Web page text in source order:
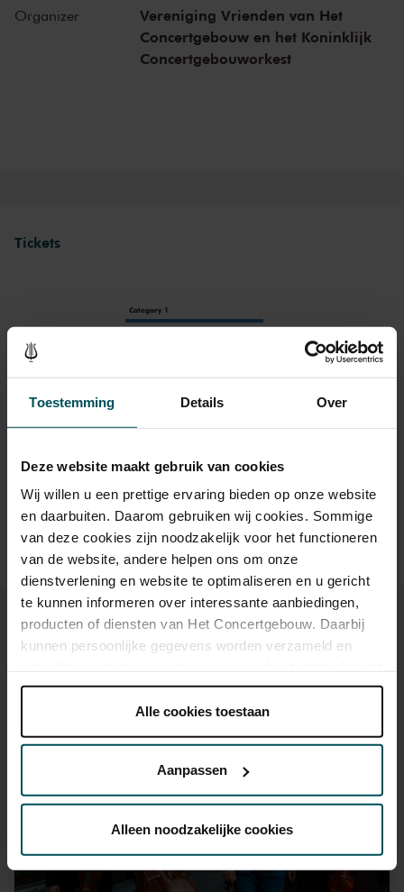
Toestemming Details Over
Deze website maakt gebruik van cookies
Wij willen u een prettige ervaring bieden op onze website
en daarbuiten. Daarom gebruiken wij cookies. Sommige
van deze cookies zijn noodzakelijk voor het functioneren
van de website, andere helpen ons om onze
dienstverlening en website te optimaliseren en u gericht
te kunnen informeren over interessante aanbiedingen,
producten of diensten van Het Concertgebouw. Daarbij
kunnen persoonlijke gegevens worden verzameld en
onder 'aanpassen' zelf welke cookies wij mogen
Lees onze cookieverklaring hier. Lees onze
Via decookieverklaringop onze website kunt u uw
We werken samen met32 derden die uw gegevens
Alle cookies toestaan
Aanpassen
Alleen noodzakelijke cookies
each allow you to enjoy the qualities of these top musicians to the
fullest.
Organizer
Vereniging Vrienden van Het
Concertgebouw en het Koninklijk
Concertgebouworkest
Tickets
Category 1
Standard
Drinks are included in the price of admission. Are you under
advance via the online ordering process.More information
about sprint tickets<
Prices do not include transaction fee: € 5 per order.
You might also like:
Sat, Aug 29, 2026